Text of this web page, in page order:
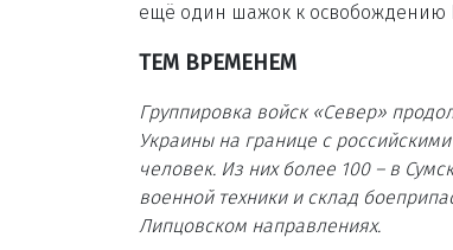
ещё один шажок к освобождению
ТЕМ ВРЕМЕНЕМ
Группировка войск «Север»
Украины на границе с
человек. Из них более 100 – в
военной техники и склад
Липцовском направлениях.